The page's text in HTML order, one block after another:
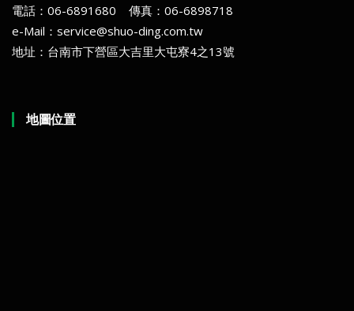
電話：06-6891680 傳真：06-6898718
e-Mail：service@shuo-ding.com.tw
地址：台南市下營區大吉里大屯寮4之13號
地圖位置